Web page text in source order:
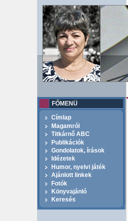
FŐMENÜ
Címlap
Magamról
Titkárnő ABC
Publikációk
Gondolatok, írások
Idézetek
Humor, nyelvi játék
Ajánlott linkek
Fotók
Könyvajánló
Keresés